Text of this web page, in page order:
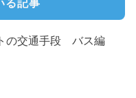
る記事
の交通手段 バス編